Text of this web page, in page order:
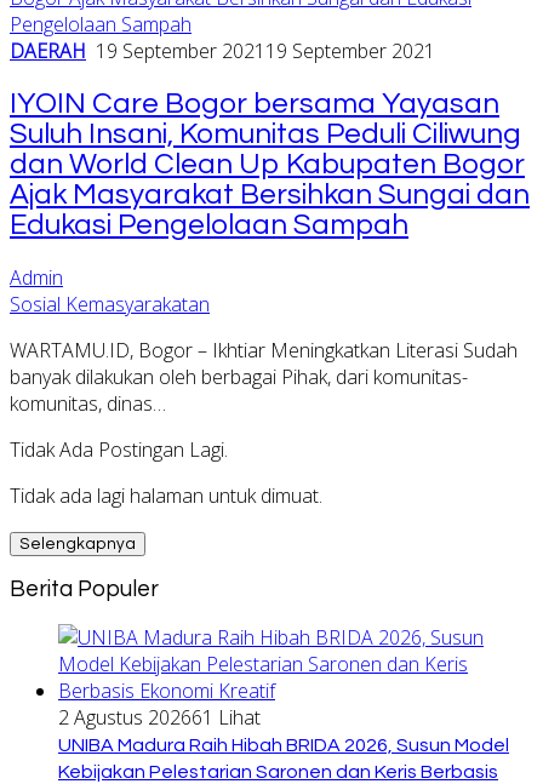
DAERAH 19 September 2021 19 September 2021
IYOIN Care Bogor bersama Yayasan
Suluh Insani, Komunitas Peduli Ciliwung
dan World Clean Up Kabupaten Bogor
Ajak Masyarakat Bersihkan Sungai dan
Edukasi Pengelolaan Sampah
Admin
Sosial Kemasyarakatan
WARTAMU.ID, Bogor – Ikhtiar Meningkatkan Literasi Sudah
banyak dilakukan oleh berbagai Pihak, dari komunitas-
komunitas, dinas…
Tidak Ada Postingan Lagi.
Tidak ada lagi halaman untuk dimuat.
Selengkapnya
Berita Populer
2 Agustus 202661 Lihat
UNIBA Madura Raih Hibah BRIDA 2026, Susun Model
Kebijakan Pelestarian Saronen dan Keris Berbasis